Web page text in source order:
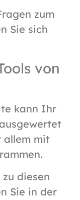
zum
Sie sich
von
kann Ihr
allem mit
diesen
Sie in der